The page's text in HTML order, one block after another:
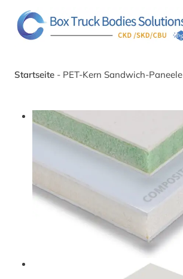
Inhalt
springen
Startseite - PET-Kern Sandwich-Paneele